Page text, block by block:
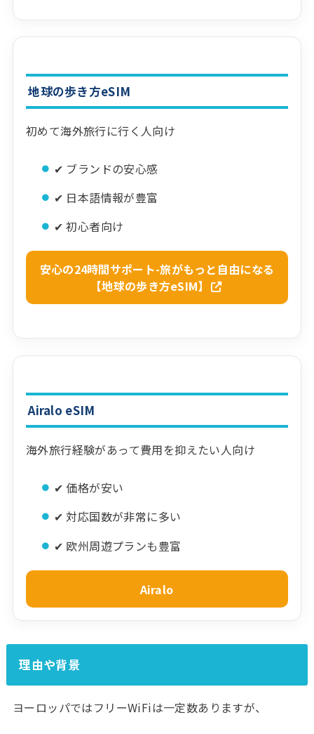
地球の歩き方eSIM
初めて海外旅行に行く人向け
✔ ブランドの安心感
✔ 日本語情報が豊富
✔ 初心者向け
安心の24時間サポート-旅がもっと自由になる
【地球の歩き方eSIM】
Airalo eSIM
海外旅行経験があって費用を抑えたい人向け
✔ 価格が安い
✔ 対応国数が非常に多い
✔ 欧州周遊プランも豊富
Airalo
理由や背景
ヨーロッパではフリーWiFiは一定数ありますが、